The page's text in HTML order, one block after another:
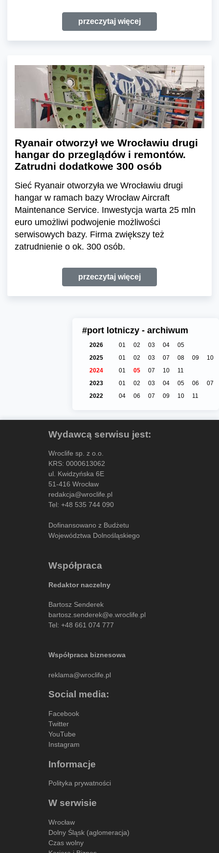
przeczytaj więcej
Ryanair otworzył we Wrocławiu drugi
hangar do przeglądów i remontów.
Zatrudni dodatkowe 300 osób
Sieć Ryanair otworzyła we Wrocławiu drugi
hangar w ramach bazy Wrocław Aircraft
Maintenance Service. Inwestycja warta 25 mln
euro umożliwi podwojenie możliwości
serwisowych bazy. Firma zwiększy też
zatrudnienie o ok. 300 osób.
przeczytaj więcej
#port lotniczy - archiwum
2026 01 02 03 04
05
2025
01 02 03 07 08 09
10
2024
01 05 07 10
11
2023
01 02 03 04 05 06
07
2022
04 06 07 09 10 11
Wydawcą serwisu jest:
Wroclife sp. z o.o.
KRS: 0000613062
ul. Kwidzyńska 6E
51-416 Wrocław
redakcja@wroclife.pl
Tel: +48 535 744 090
Dofinansowano z Budżetu
Województwa Dolnośląskiego
Współpraca
Redaktor naczelny
Bartosz Senderek
bartosz.senderek@e.wroclife.pl
Tel: +48 661 074 777
Współpraca biznesowa
reklama@wroclife.pl
Social media:
Facebook
Twitter
YouTube
Instagram
Informacje
Polityka prywatności
W serwisie
Wrocław
Dolny Śląsk (aglomeracja)
Czas wolny